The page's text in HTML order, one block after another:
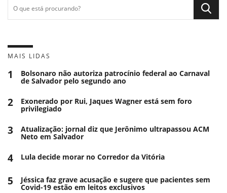
MAIS LIDAS
1 Bolsonaro não autoriza patrocínio federal ao Carnaval
de Salvador pelo segundo ano
2 Exonerado por Rui, Jaques Wagner está sem foro
privilegiado
3 Atualização: jornal diz que Jerônimo ultrapassou ACM
Neto em Salvador
4 Lula decide morar no Corredor da Vitória
5 Jéssica faz grave acusação e sugere que pacientes sem
Covid-19 estão em leitos exclusivos